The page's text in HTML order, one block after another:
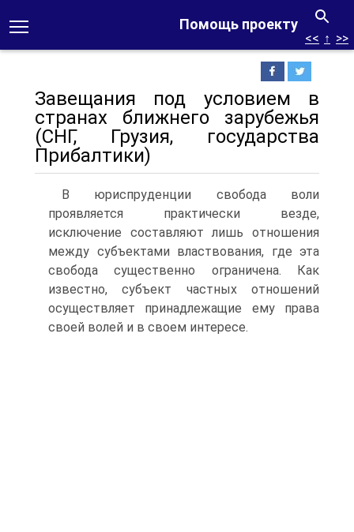
Помощь проекту
<< ↑ >>
Завещания под условием в
странах ближнего зарубежья
(СНГ, Грузия, государства
Прибалтики)
В юриспруденции свобода воли
проявляется практически везде,
исключение составляют лишь отношения
между субъектами властвования, где эта
свобода существенно ограничена. Как
известно, субъект частных отношений
осуществляет принадлежащие ему права
своей волей и в своем интересе.